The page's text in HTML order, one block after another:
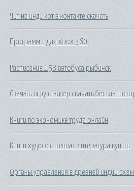
Чит на инди кот в контакте скачать
Программы для xbox 360
Расписание 158 автобуса рыбинск
Скачать игру сталкер скачать бесплатно
Книги по экономике труда онлайн
Книги художественная литература купить
Органы управления в древней индии